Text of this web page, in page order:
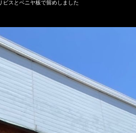
スとベニヤ板で留めしました